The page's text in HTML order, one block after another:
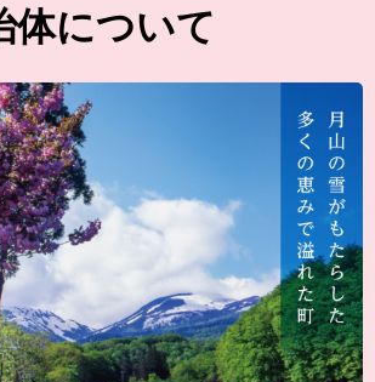
体について